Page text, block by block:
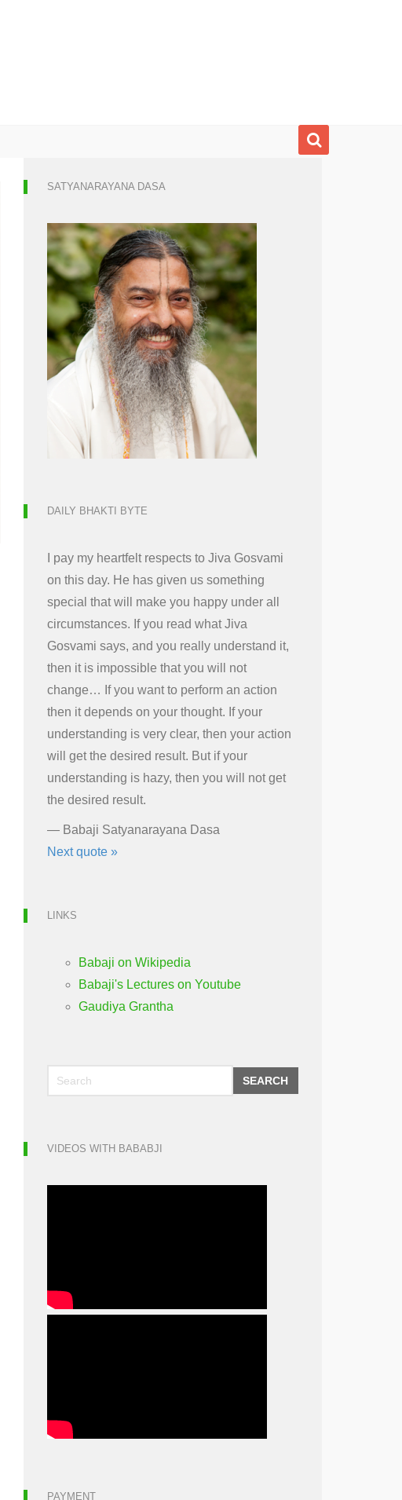
SATYANARAYANA DASA
DAILY BHAKTI BYTE
I pay my heartfelt respects to Jiva Gosvami
on this day. He has given us something
special that will make you happy under all
circumstances. If you read what Jiva
Gosvami says, and you really understand it,
then it is impossible that you will not
change… If you want to perform an action
then it depends on your thought. If your
understanding is very clear, then your action
will get the desired result. But if your
understanding is hazy, then you will not get
the desired result.
— Babaji Satyanarayana Dasa
Next quote »
LINKS
Babaji on Wikipedia
Babaji's Lectures on Youtube
Gaudiya Grantha
SEARCH
VIDEOS WITH BABABJI
PAYMENT